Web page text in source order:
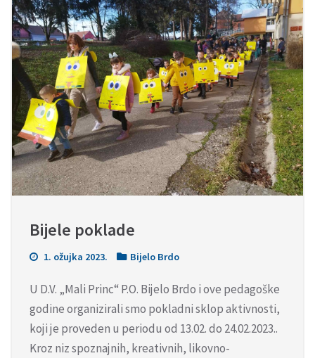
Bijele poklade
1. ožujka 2023. Bijelo Brdo
U D.V. „Mali Princ“ P.O. Bijelo Brdo i ove pedagoške
godine organizirali smo pokladni sklop aktivnosti,
koji je proveden u periodu od 13.02. do 24.02.2023..
Kroz niz spoznajnih, kreativnih, likovno-